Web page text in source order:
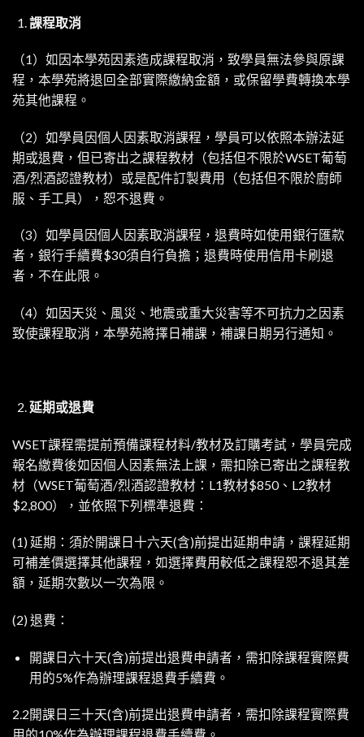
課程取消
（1）如因本學苑因素造成課程取消，致學員無法參與原課
程，本學苑將退回全部實際繳納金額，或保留學費轉換本學
苑其他課程。
（2）如學員因個人因素取消課程，學員可以依照本辦法延
期或退費，但已寄出之課程教材（包括但不限於WSET葡萄
酒/烈酒認證教材）或是配件訂製費用（包括但不限於廚師
服、手工具），恕不退費。
（3）如學員因個人因素取消課程，退費時如使用銀行匯款
者，銀行手續費$30須自行負擔；退費時使用信用卡刷退
者，不在此限。
（4）如因天災、風災、地震或重大災害等不可抗力之因素
致使課程取消，本學苑將擇日補課，補課日期另行通知。
延期或退費
WSET課程需提前預備課程材料/教材及訂購考試，學員完成
報名繳費後如因個人因素無法上課，需扣除已寄出之課程教
材（WSET葡萄酒/烈酒認證教材：L1教材$850、L2教材
$2,800），並依照下列標準退費：
(1) 延期：須於開課日十六天(含)前提出延期申請，課程延期
可補差價選擇其他課程，如選擇費用較低之課程恕不退其差
額，延期次數以一次為限。
(2) 退費：
開課日六十天(含)前提出退費申請者，需扣除課程實際費
用的5%作為辦理課程退費手續費。
2.2開課日三十天(含)前提出退費申請者，需扣除課程實際費